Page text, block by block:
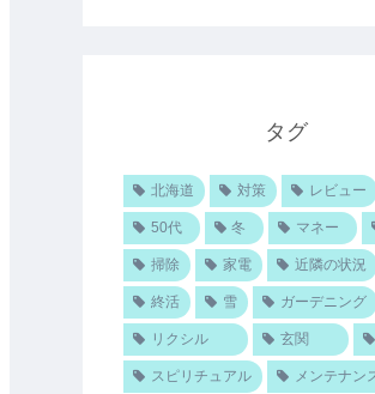
タグ
北海道 対策 レビュー
50代 冬 マネー
掃除 家電 近隣の状況
終活 雪 ガーデニング
リクシル 玄関
スピリチュアル メンテナン